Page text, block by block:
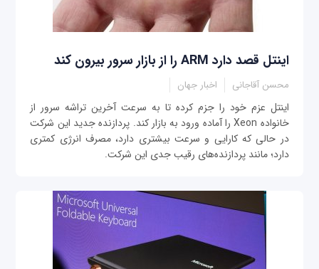
اینتل قصد دارد ARM را از بازار سرور بیرون کند
محسن آقاجانی اخبار جهان
اینتل عزم خود را جزم کرده تا به سرعت آخرین تراشه سرور از
خانواده Xeon را آماده ورود به بازار کند. پردازنده جدید این شرکت
در حالی که کارایی و سرعت بیشتری دارد، مصرف انرژی کمتری
دارد؛ مانند پردازنده‌های رقیب جدی این شرکت.